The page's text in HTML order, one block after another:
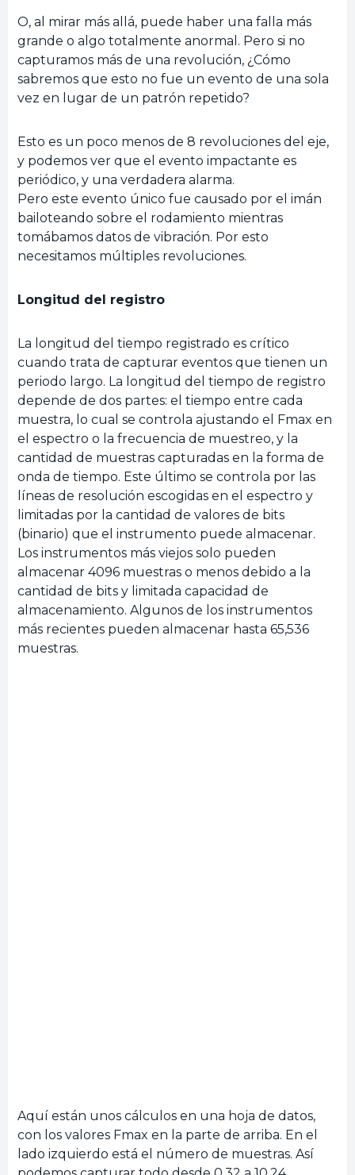
O, al mirar más allá, puede haber una falla más
grande o algo totalmente anormal. Pero si no
capturamos más de una revolución, ¿Cómo
sabremos que esto no fue un evento de una sola
vez en lugar de un patrón repetido?
Esto es un poco menos de 8 revoluciones del eje,
y podemos ver que el evento impactante es
periódico, y una verdadera alarma.
Pero este evento único fue causado por el imán
bailoteando sobre el rodamiento mientras
tomábamos datos de vibración. Por esto
necesitamos múltiples revoluciones.
Longitud del registro
La longitud del tiempo registrado es crítico
cuando trata de capturar eventos que tienen un
periodo largo. La longitud del tiempo de registro
depende de dos partes: el tiempo entre cada
muestra, lo cual se controla ajustando el Fmax en
el espectro o la frecuencia de muestreo, y la
cantidad de muestras capturadas en la forma de
onda de tiempo. Este último se controla por las
líneas de resolución escogidas en el espectro y
limitadas por la cantidad de valores de bits
(binario) que el instrumento puede almacenar.
Los instrumentos más viejos solo pueden
almacenar 4096 muestras o menos debido a la
cantidad de bits y limitada capacidad de
almacenamiento. Algunos de los instrumentos
más recientes pueden almacenar hasta 65,536
muestras.
Aquí están unos cálculos en una hoja de datos,
con los valores Fmax en la parte de arriba. En el
lado izquierdo está el número de muestras. Así